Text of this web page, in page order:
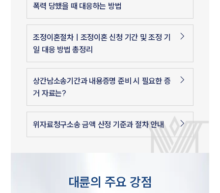
폭력 당했을 때 대응하는 방법
조정이혼절차ㅣ조정이혼 신청 기간 및 조정 기
일 대응 방법 총정리
상간남소송기간과 내용증명 준비 시 필요한 증
거 자료는?
위자료청구소송 금액 산정 기준과 절차 안내
대륜의 주요 강점